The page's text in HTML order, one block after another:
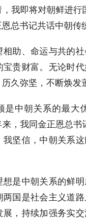
我即将对朝鲜进
总书记共话中朝传
、命运与共的社
贵财富。无论时
久弥坚，不断焕发
中朝关系的最大
，我同金正恩总
坚信，中朝关系
中朝关系的鲜明
国是社会主义道
，持续加强务实